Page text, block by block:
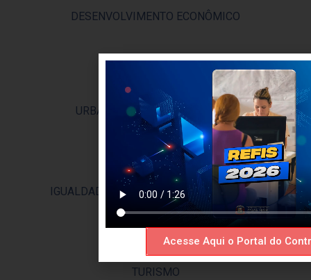
DESENVOLVIMENTO ECONÔMICO
URBANISMO E LICENCIAMENTO
IGUALDADE RACIAL E POVOS ORIGINÁRIO
TURISMO
Acesse Aqui o Portal do